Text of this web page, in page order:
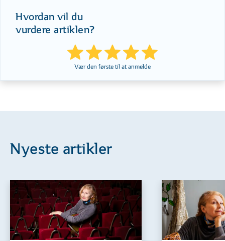
Hvordan vil du
vurdere artiklen?
Vær den første til at anmelde
Nyeste artikler